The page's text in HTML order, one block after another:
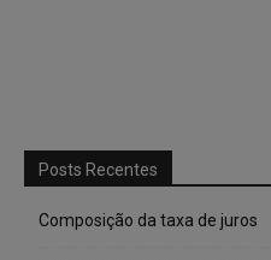
Posts Recentes
Composição da taxa de juros